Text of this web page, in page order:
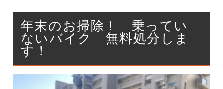
年末のお掃除！ 乗ってい
ないバイク 無料処分しま
す！